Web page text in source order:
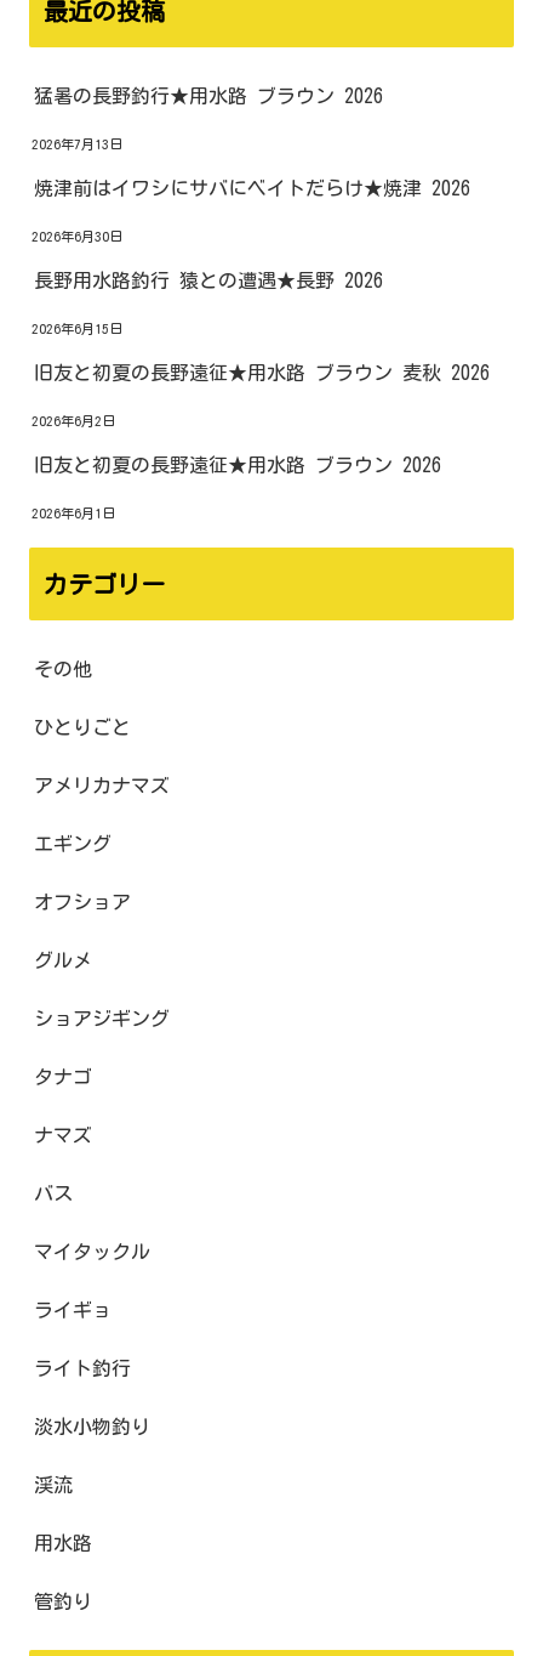
最近の投稿
猛暑の長野釣行★用水路 ブラウン 2026
2026年7月13日
焼津前はイワシにサバにベイトだらけ★焼津 2026
2026年6月30日
長野用水路釣行 猿との遭遇★長野 2026
2026年6月15日
旧友と初夏の長野遠征★用水路 ブラウン 麦秋 2026
2026年6月2日
旧友と初夏の長野遠征★用水路 ブラウン 2026
2026年6月1日
カテゴリー
その他
ひとりごと
アメリカナマズ
エギング
オフショア
グルメ
ショアジギング
タナゴ
ナマズ
バス
マイタックル
ライギョ
ライト釣行
淡水小物釣り
渓流
用水路
管釣り